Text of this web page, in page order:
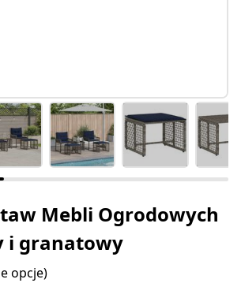
Mebli Ogrodowych
i granatowy
opcje)